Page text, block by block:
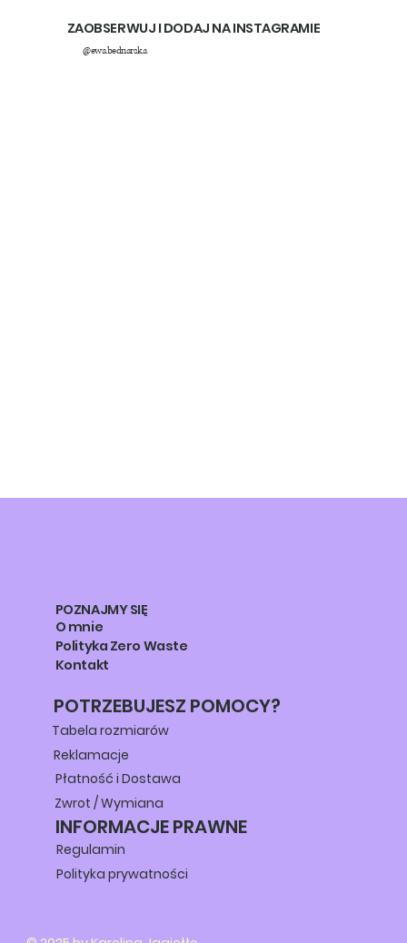
ZAOBSERWUJ I DODAJ NA INSTAGRAMIE
@ewa.bednarska
INFORMACJE PRAWNE
Regulamin
Polityka prywatności
POTRZEBUJESZ POMOCY?
Tabela rozmiarów
Reklamacje
Płatność i Dostawa
Zwrot / Wymiana
POZNAJMY SIĘ
O mnie
Polityka Zero Waste
Kontakt